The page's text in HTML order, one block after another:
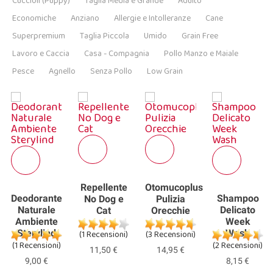
Economiche
Anziano Allergie e Intolleranze
Cane
Superpremium
Taglia Piccola Umido
Grain Free
Lavoro e Caccia
Casa - Compagnia
Pollo Manzo e Maiale
Pesce
Agnello Senza Pollo Low Grain
Deodorante
Naturale
Ambiente
Sterylind
(1 Recensioni)
9,00 €
Repellente
No Dog e
Cat
(1 Recensioni)
11,50 €
Otomucoplus
Pulizia
Orecchie
(3 Recensioni)
14,95 €
Shampoo
Delicato
Week
Wash
(2 Recensioni)
8,15 €